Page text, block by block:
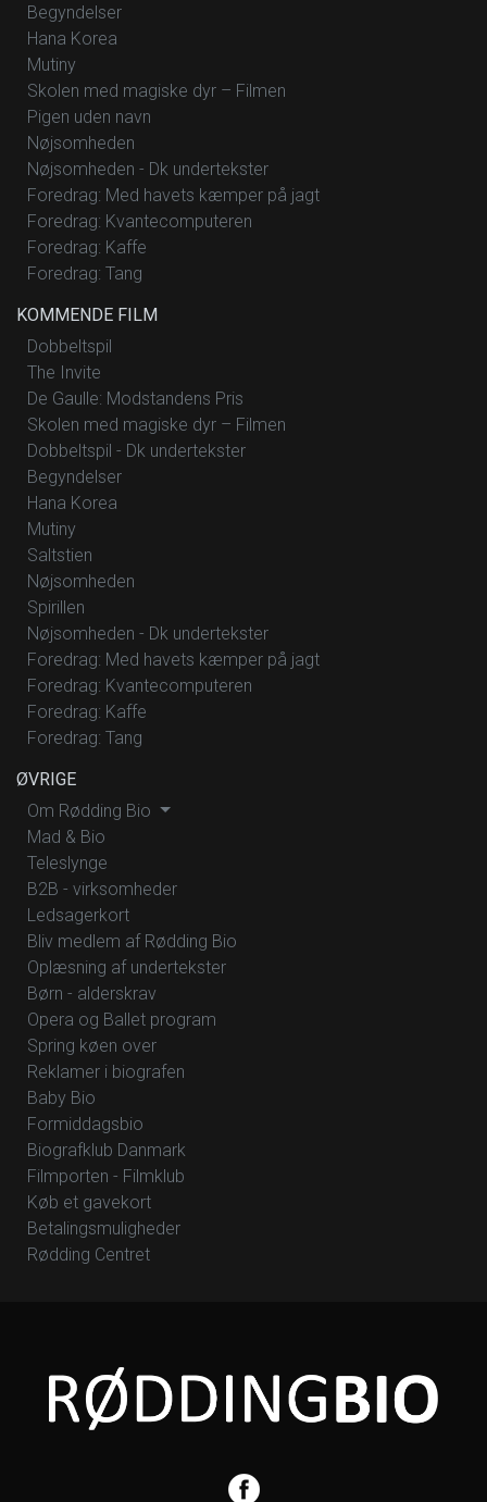
Begyndelser
Hana Korea
Mutiny
Skolen med magiske dyr – Filmen
Pigen uden navn
Nøjsomheden
Nøjsomheden - Dk undertekster
Foredrag: Med havets kæmper på jagt
Foredrag: Kvantecomputeren
Foredrag: Kaffe
Foredrag: Tang
KOMMENDE FILM
Dobbeltspil
The Invite
De Gaulle: Modstandens Pris
Skolen med magiske dyr – Filmen
Dobbeltspil - Dk undertekster
Begyndelser
Hana Korea
Mutiny
Saltstien
Nøjsomheden
Spirillen
Nøjsomheden - Dk undertekster
Foredrag: Med havets kæmper på jagt
Foredrag: Kvantecomputeren
Foredrag: Kaffe
Foredrag: Tang
ØVRIGE
Om Rødding Bio
Mad & Bio
Teleslynge
B2B - virksomheder
Ledsagerkort
Bliv medlem af Rødding Bio
Oplæsning af undertekster
Børn - alderskrav
Opera og Ballet program
Spring køen over
Reklamer i biografen
Baby Bio
Formiddagsbio
Biografklub Danmark
Filmporten - Filmklub
Køb et gavekort
Betalingsmuligheder
Rødding Centret